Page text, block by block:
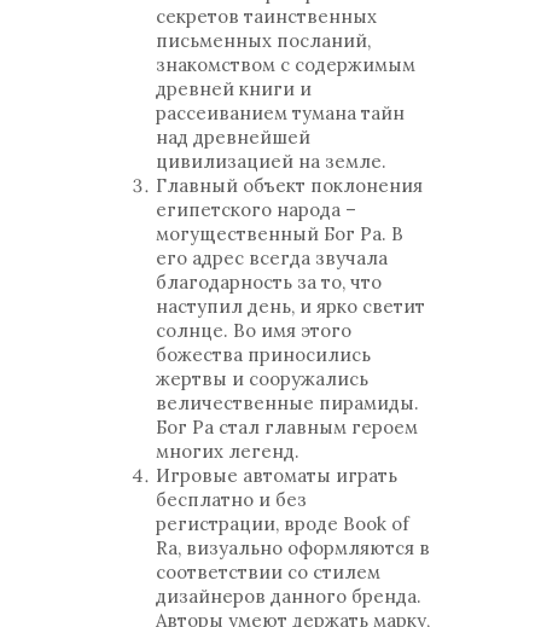
секретов таинственных
письменных посланий,
знакомством с содержимым
древней книги и
рассеиванием тумана тайн
над древнейшей
цивилизацией на земле.
Главный объект поклонения
египетского народа –
могущественный Бог Ра. В
его адрес всегда звучала
благодарность за то, что
наступил день, и ярко светит
солнце. Во имя этого
божества приносились
жертвы и сооружались
величественные пирамиды.
Бог Ра стал главным героем
многих легенд.
Игровые автоматы играть
бесплатно и без
регистрации, вроде Book of
Ra, визуально оформляются в
соответствии со стилем
дизайнеров данного бренда.
Авторы умеют держать марку,